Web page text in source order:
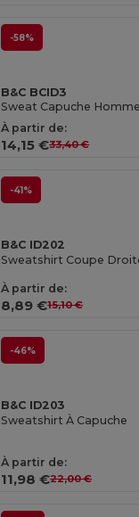
-58%
B&C BCID3
Sweat Capuche
À partir de:
14,15 €33,40 €
-41%
B&C ID202
À partir de:
8,89 €15,10 €
-46%
B&C ID203
Sweatshirt À Capuche
À partir de:
11,98 €22,00 €